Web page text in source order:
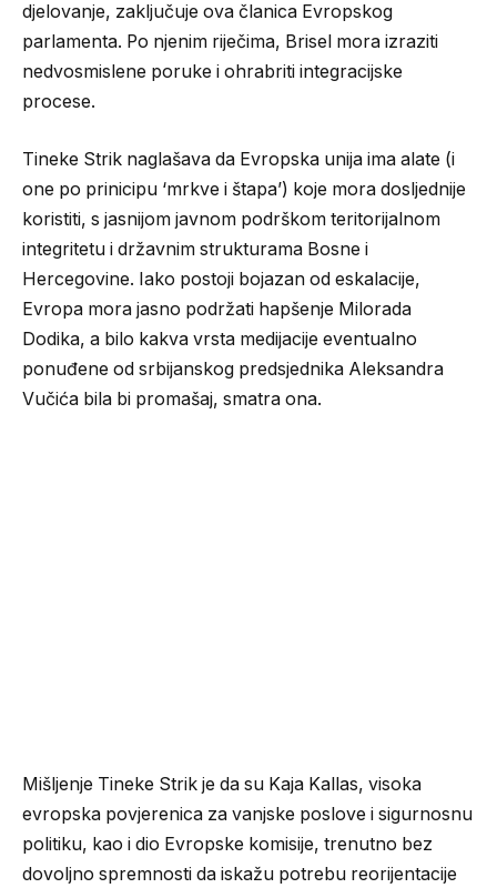
djelovanje, zaključuje ova članica Evropskog
parlamenta. Po njenim riječima, Brisel mora izraziti
nedvosmislene poruke i ohrabriti integracijske
procese.
Tineke Strik naglašava da Evropska unija ima alate (i
one po prinicipu ‘mrkve i štapa’) koje mora dosljednije
koristiti, s jasnijom javnom podrškom teritorijalnom
integritetu i državnim strukturama Bosne i
Hercegovine. Iako postoji bojazan od eskalacije,
Evropa mora jasno podržati hapšenje Milorada
Dodika, a bilo kakva vrsta medijacije eventualno
ponuđene od srbijanskog predsjednika Aleksandra
Vučića bila bi promašaj, smatra ona.
Mišljenje Tineke Strik je da su Kaja Kallas, visoka
evropska povjerenica za vanjske poslove i sigurnosnu
politiku, kao i dio Evropske komisije, trenutno bez
dovoljno spremnosti da iskažu potrebu reorijentacije